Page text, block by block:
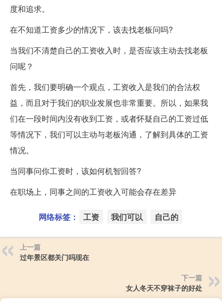
度和追求。
在不知道工资多少的情况下，该去找老板问吗?
当我们不清楚自己的工资收入时，是否应该主动去找老板
问呢？
首先，我们要明确一个观点，工资收入是我们的合法权
益，而且对于我们的职业发展也非常重要。所以，如果我
们在一段时间内没有收到工资，或者怀疑自己的工资过低
等情况下，我们可以主动与老板沟通，了解到具体的工资
情况。
当同事问你工资时，该如何机智回答?
在职场上，同事之间的工资收入可能会存在差异
网络标签： 工资 我们可以 自己的
上一篇
过年景区都关门吗现在
下一篇
女人冬天不穿袜子的好处